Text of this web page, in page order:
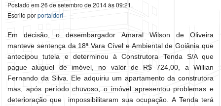
Postado em 26 de setembro de 2014 às 09:21.
Escrito porportaldori
Em decisão, o desembargador Amaral Wilson de Oliveira
manteve sentença da 18ª Vara Cível e Ambiental de Goiânia que
antecipou tutela e determinou à Construtora Tenda S/A que
pague aluguel de imóvel, no valor de R$ 724,00, a Willian
Fernando da Silva. Ele adquiriu um apartamento da construtora
mas, após período chuvoso, o imóvel apresentou problemas e
deterioração que impossibilitaram sua ocupação. A Tenda terá